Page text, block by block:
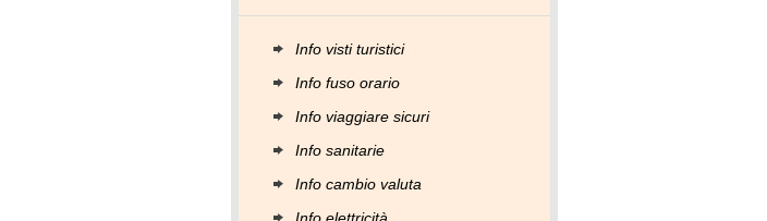
Info visti turistici
Info fuso orario
Info viaggiare sicuri
Info sanitarie
Info cambio valuta